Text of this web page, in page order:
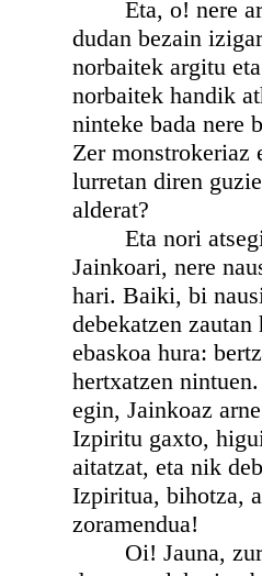
Eta, o! nere
dudan bezain
norbaitek argitu
norbaitek handik
ninteke bada nere
Zer monstrokeriaz
lurretan diren
alderat?
Eta nori atsegin
Jainkoari, nere
hari. Baiki, bi
debekatzen
ebaskoa hura:
hertxatzen
egin, Jainkoaz
Izpiritu gaxto,
aitatzat, eta nik
Izpiritua, bihotza,
zoramendua!
Oi! Jauna, zure